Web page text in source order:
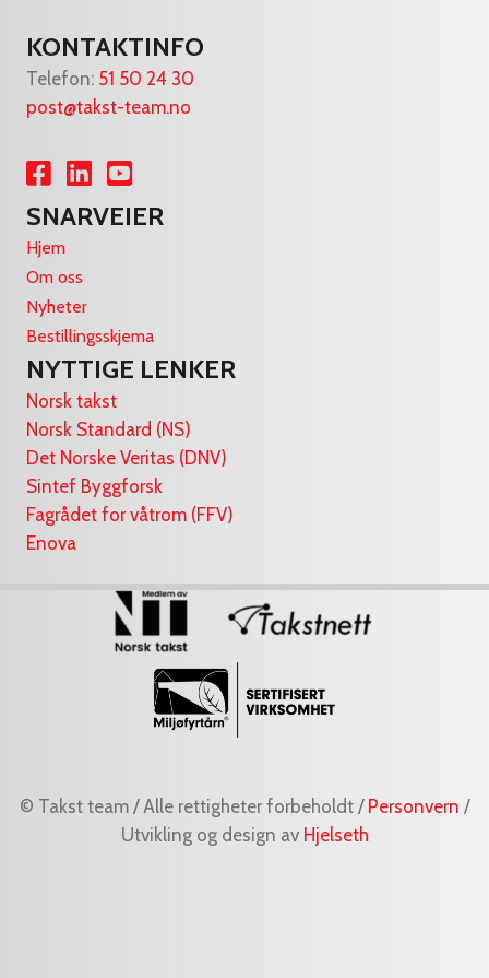
KONTAKTINFO
Telefon: 51 50 24 30
post@takst-team.no
Lenke til Facebook
Lenke til LinkedIn
Lenke til YouTube
SNARVEIER
Hjem
Om oss
Nyheter
Bestillingsskjema
NYTTIGE LENKER
Norsk takst
Norsk Standard (NS)
Det Norske Veritas (DNV)
Sintef Byggforsk
Fagrådet for våtrom (FFV)
Enova
© Takst team / Alle rettigheter forbeholdt / Personvern /
Utvikling og design av Hjelseth